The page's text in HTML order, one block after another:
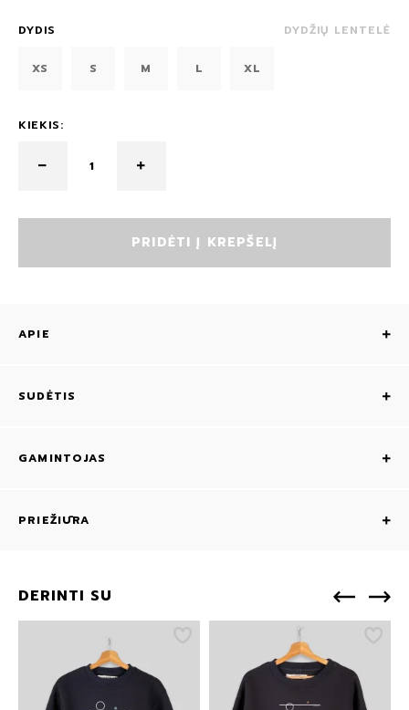
DYDIS DYDŽIŲ LENTELĖ
XS S M L XL
KIEKIS:
PRIDĖTI Į KREPŠELĮ
APIE
SUDĖTIS
GAMINTOJAS
PRIEŽIŪRA
DERINTI SU